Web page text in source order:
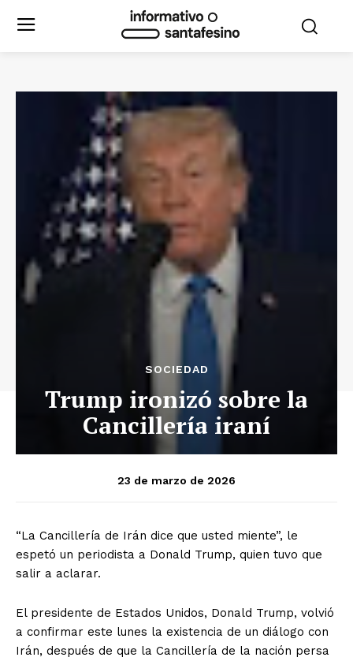
SOCIEDAD
Trump ironizó sobre la
Cancillería iraní
23 de marzo de 2026
“La Cancillería de Irán dice que usted miente”, le
espetó un periodista a Donald Trump, quien tuvo que
salir a aclarar.
El presidente de Estados Unidos, Donald Trump, volvió
a confirmar este lunes la existencia de un diálogo con
Irán, después de que la Cancillería de la nación persa